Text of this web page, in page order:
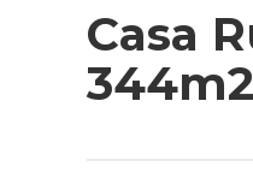
Casa